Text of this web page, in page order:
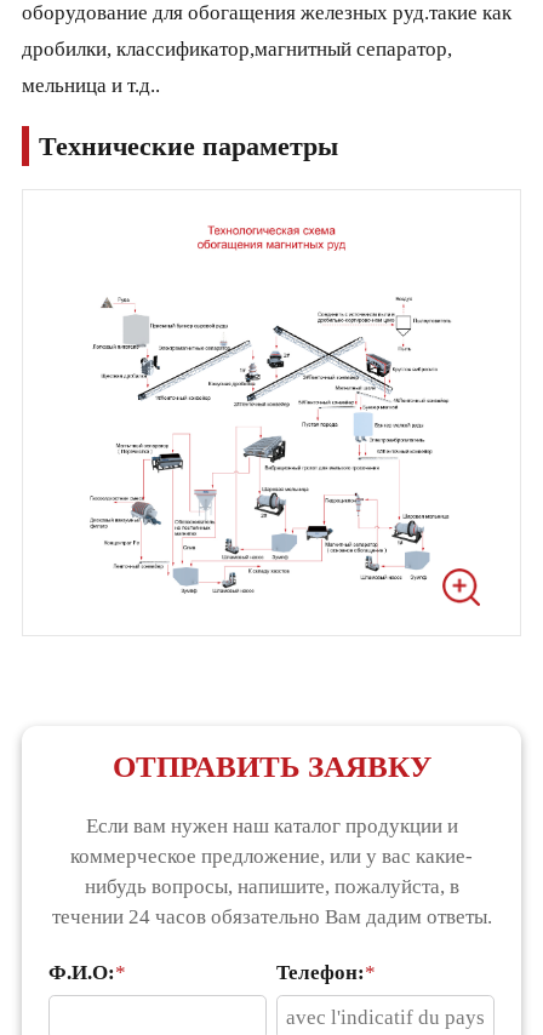
оборудование для обогащения железных руд.такие как
дробилки, классификатор,магнитный сепаратор,
мельница и т.д..
Технические параметры
ОТПРАВИТЬ ЗАЯВКУ
Если вам нужен наш каталог продукции и
коммерческое предложение, или у вас какие-
нибудь вопросы, напишите, пожалуйста, в
течении 24 часов обязательно Вам дадим ответы.
Ф.И.О:* Телефон:*